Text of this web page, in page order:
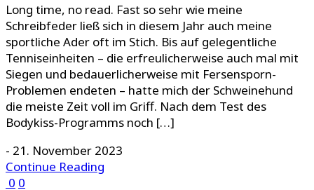
Long time, no read. Fast so sehr wie meine
Schreibfeder ließ sich in diesem Jahr auch meine
sportliche Ader oft im Stich. Bis auf gelegentliche
Tenniseinheiten – die erfreulicherweise auch mal mit
Siegen und bedauerlicherweise mit Fersensporn-
Problemen endeten – hatte mich der Schweinehund
die meiste Zeit voll im Griff. Nach dem Test des
Bodykiss-Programms noch […]
- 21. November 2023
Continue Reading
0 0